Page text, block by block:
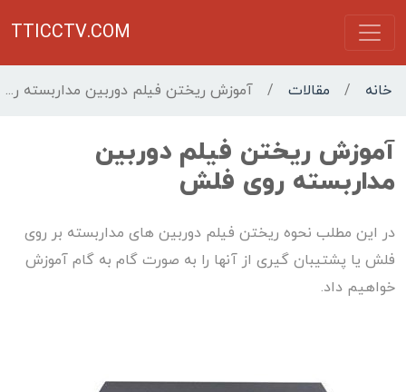
TTICCTV.COM
خانه / مقالات / آموزش ریختن فیلم دوربین مداربسته روی فلش
آموزش ریختن فیلم دوربین
مداربسته روی فلش
در این مطلب نحوه ریختن فیلم دوربین های مداربسته بر روی
فلش یا پشتیبان گیری از آنها را به صورت گام به گام آموزش
خواهیم داد.